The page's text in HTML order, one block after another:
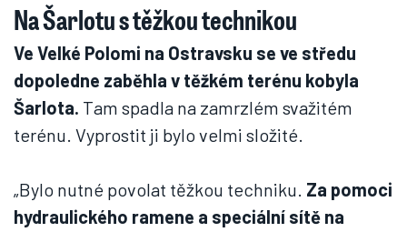
Na Šarlotu s těžkou technikou
Ve Velké Polomi na Ostravsku se ve středu
dopoledne zaběhla v těžkém terénu kobyla
Šarlota. Tam spadla na zamrzlém svažitém
terénu. Vyprostit ji bylo velmi složité.
„Bylo nutné povolat těžkou techniku. Za pomoci
hydraulického ramene a speciální sítě na